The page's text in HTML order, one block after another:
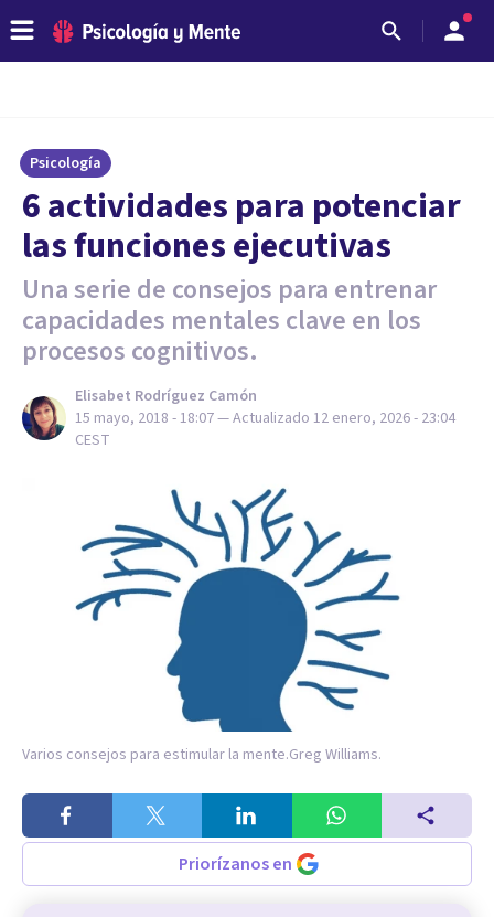
Psicología
6 actividades para potenciar
las funciones ejecutivas
Una serie de consejos para entrenar
capacidades mentales clave en los
procesos cognitivos.
Elisabet Rodríguez Camón
15 mayo, 2018 - 18:07— Actualizado 12 enero, 2026 - 23:04
CEST
Varios consejos para estimular la mente.Greg Williams.
Priorízanos en